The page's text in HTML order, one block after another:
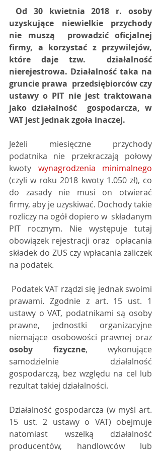
uzyskujące niewielkie przychody
nie muszą  prowadzić oficjalnej
firmy, a korzystać z przywilejów,
które daje tzw.  działalność
nierejestrowa. Działalność taka na
gruncie prawa  przedsiębiorców czy
ustawy o PIT nie jest traktowana
jako działalność  gospodarcza, w
VAT jest jednak zgoła inaczej.
Jeżeli miesięczne przychody
podatnika nie przekraczają połowy
kwoty wynagrodzenia minimalnego
(czyli w roku 2018 kwoty 1.050 zł), co
do zasady nie musi on otwierać
firmy, aby je uzyskiwać. Dochody takie
rozliczy na ogół dopiero w  składanym
PIT rocznym. Nie występuje tutaj
obowiązek rejestracji oraz  opłacania
składek do ZUS czy wpłacania zaliczek
na podatek.
prawami. Zgodnie z art. 15 ust. 1
ustawy o VAT, podatnikami są osoby
prawne, jednostki organizacyjne
osoby fizyczne, wykonujące
samodzielnie działalność
gospodarczą, bez względu na cel lub
rezultat takiej działalności.
Działalność gospodarcza (w myśl art.
15 ust. 2 ustawy o VAT) obejmuje
natomiast wszelką działalność
producentów, handlowców lub